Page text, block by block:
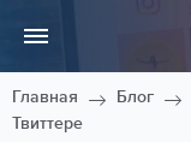
Главная Блог
Твиттере